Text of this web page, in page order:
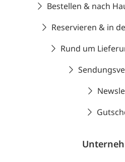
Bestellen & nach
Reservieren & in
Rund um